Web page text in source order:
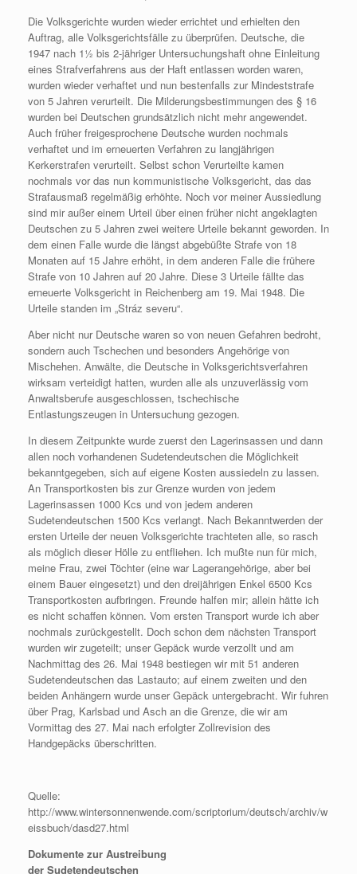
Die Volksgerichte wurden wieder errichtet und erhielten den
Auftrag, alle Volksgerichtsfälle zu überprüfen. Deutsche, die
1947 nach 1½ bis 2-jähriger Untersuchungshaft ohne Einleitung
eines Strafverfahrens aus der Haft entlassen worden waren,
wurden wieder verhaftet und nun bestenfalls zur Mindeststrafe
von 5 Jahren verurteilt. Die Milderungsbestimmungen des § 16
wurden bei Deutschen grundsätzlich nicht mehr angewendet.
Auch früher freigesprochene Deutsche wurden nochmals
verhaftet und im erneuerten Verfahren zu langjährigen
Kerkerstrafen verurteilt. Selbst schon Verurteilte kamen
nochmals vor das nun kommunistische Volksgericht, das das
Strafausmaß regelmäßig erhöhte. Noch vor meiner Aussiedlung
sind mir außer einem Urteil über einen früher nicht angeklagten
Deutschen zu 5 Jahren zwei weitere Urteile bekannt geworden. In
dem einen Falle wurde die längst abgebüßte Strafe von 18
Monaten auf 15 Jahre erhöht, in dem anderen Falle die frühere
Strafe von 10 Jahren auf 20 Jahre. Diese 3 Urteile fällte das
erneuerte Volksgericht in Reichenberg am 19. Mai 1948. Die
Urteile standen im „Stráz severu“.
Aber nicht nur Deutsche waren so von neuen Gefahren bedroht,
sondern auch Tschechen und besonders Angehörige von
Mischehen. Anwälte, die Deutsche in Volksgerichtsverfahren
wirksam verteidigt hatten, wurden alle als unzuverlässig vom
Anwaltsberufe ausgeschlossen, tschechische
Entlastungszeugen in Untersuchung gezogen.
In diesem Zeitpunkte wurde zuerst den Lagerinsassen und dann
allen noch vorhandenen Sudetendeutschen die Möglichkeit
bekanntgegeben, sich auf eigene Kosten aussiedeln zu lassen.
An Transportkosten bis zur Grenze wurden von jedem
Lagerinsassen 1000 Kcs und von jedem anderen
Sudetendeutschen 1500 Kcs verlangt. Nach Bekanntwerden der
ersten Urteile der neuen Volksgerichte trachteten alle, so rasch
als möglich dieser Hölle zu entfliehen. Ich mußte nun für mich,
meine Frau, zwei Töchter (eine war Lagerangehörige, aber bei
einem Bauer eingesetzt) und den dreijährigen Enkel 6500 Kcs
Transportkosten aufbringen. Freunde halfen mir; allein hätte ich
es nicht schaffen können. Vom ersten Transport wurde ich aber
nochmals zurückgestellt. Doch schon dem nächsten Transport
wurden wir zugeteilt; unser Gepäck wurde verzollt und am
Nachmittag des 26. Mai 1948 bestiegen wir mit 51 anderen
Sudetendeutschen das Lastauto; auf einem zweiten und den
beiden Anhängern wurde unser Gepäck untergebracht. Wir fuhren
über Prag, Karlsbad und Asch an die Grenze, die wir am
Vormittag des 27. Mai nach erfolgter Zollrevision des
Handgepäcks überschritten.
Quelle:
http://www.wintersonnenwende.com/scriptorium/deutsch/archiv/w
eissbuch/dasd27.html
Dokumente zur Austreibung
der Sudetendeutschen